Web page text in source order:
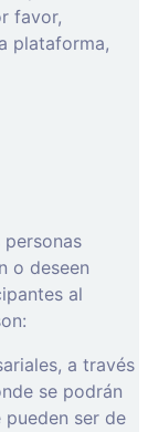
favor,
plataforma,
o deseen
al
a través
se podrán
ser de